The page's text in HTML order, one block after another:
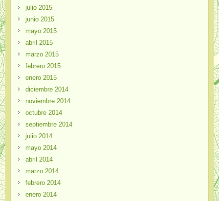
julio 2015
junio 2015
mayo 2015
abril 2015
marzo 2015
febrero 2015
enero 2015
diciembre 2014
noviembre 2014
octubre 2014
septiembre 2014
julio 2014
mayo 2014
abril 2014
marzo 2014
febrero 2014
enero 2014